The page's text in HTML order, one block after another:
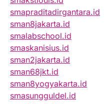
smapraditadirgantara.id
sman8jakarta.id
smalabschool.id
smaskanisius.id
sman2jakarta.id
sman68jkt.id
sman8yogyakarta.id
smasungguldel.id